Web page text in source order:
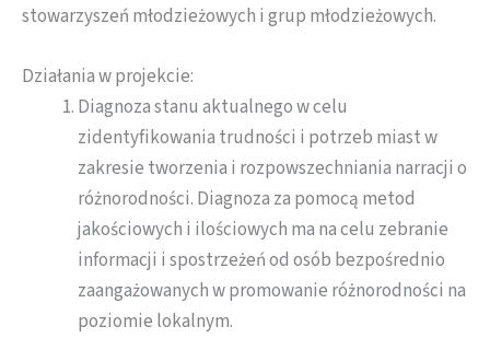
stowarzyszeń młodzieżowych i grup młodzieżowych.
Działania w projekcie:
Diagnoza stanu aktualnego w celu
zidentyfikowania trudności i potrzeb miast w
zakresie tworzenia i rozpowszechniania narracji o
różnorodności. Diagnoza za pomocą metod
jakościowych i ilościowych ma na celu zebranie
informacji i spostrzeżeń od osób bezpośrednio
zaangażowanych w promowanie różnorodności na
poziomie lokalnym.